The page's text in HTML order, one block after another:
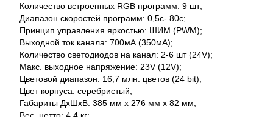
Количество встроенных RGB программ: 9 шт;
Диапазон скоростей программ: 0,5c- 80c;
Принцип управления яркостью: ШИМ (PWM);
Выходной ток канала: 700мА (350мА);
Количество светодиодов на канал: 2-6 шт (24V);
Макс. выходное напряжение: 23V (12V);
Цветовой диапазон: 16,7 млн. цветов (24 bit);
Цвет корпуса: серебристый;
Габариты ДхШхВ: 385 мм х 276 мм х 82 мм;